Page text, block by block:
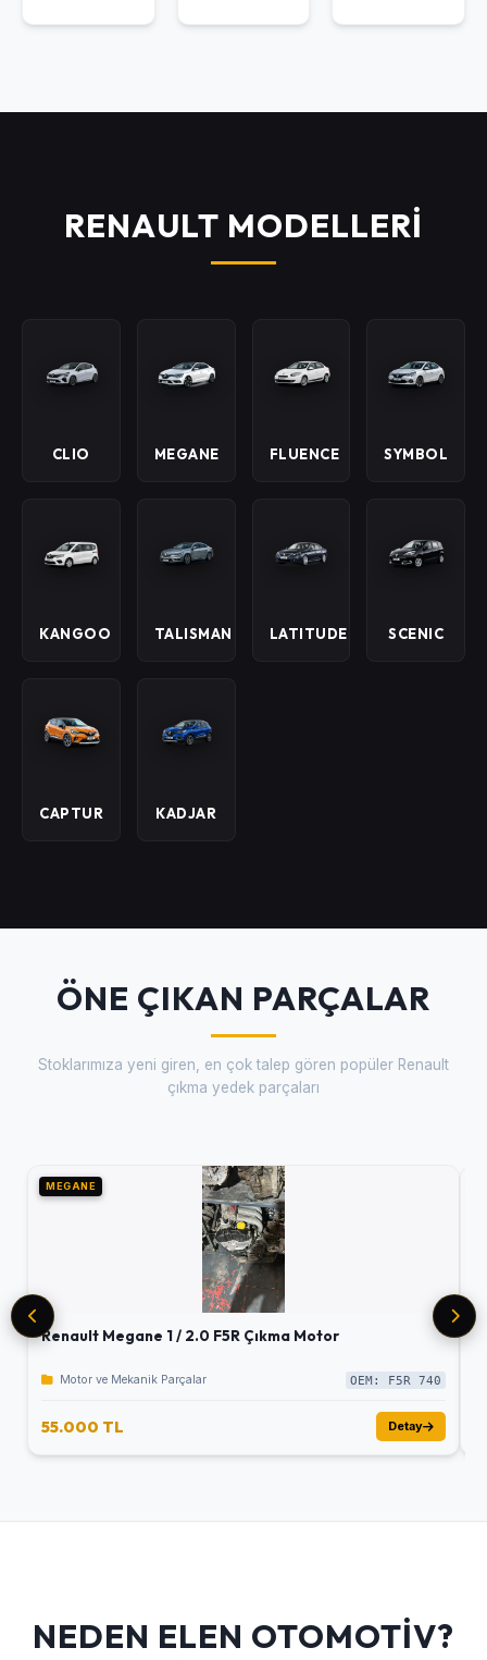
RENAULT MODELLERİ
CLIO MEGANE FLUENCE SYMBOL
KANGOO TALISMAN LATITUDE SCENIC
CAPTUR KADJAR
ÖNE ÇIKAN PARÇALAR
Stoklarımıza yeni giren, en çok talep gören popüler Renault
çıkma yedek parçaları
MEGANE
Renault Megane 1 / 2.0 F5R Çıkma Motor
Motor ve Mekanik Parçalar OEM: F5R 740
55.000 TL Detay
NEDEN ELEN OTOMOTİV?